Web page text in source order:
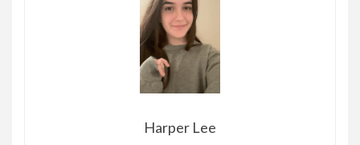
Harper Lee